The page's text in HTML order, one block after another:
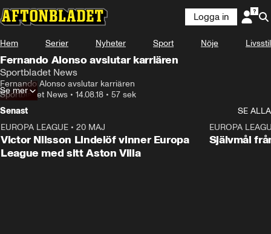
Logga in
Hem Serier Nyheter Sport Nöje Livsstil
Fernando Alonso avslutar karriären
Sportbladet News
Fernando Alonso avslutar karriären
Sportbladet News • 14.08.18 • 57 sek
Se mer
Senast
SE ALLA
EUROPA LEAGUE • 20 MAJ
Victor Nilsson Lindelöf vinner Europa
League med sitt Aston Villa
EUROPA
Självmål